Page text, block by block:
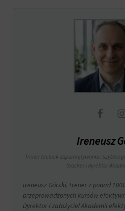
Ireneusz
Trener technik zapamiętywania i
teacher i dyrektor
Ireneusz Górski, trener z ponad
przeprowadzonych kursów
Dyrektor i założyciel Akademii